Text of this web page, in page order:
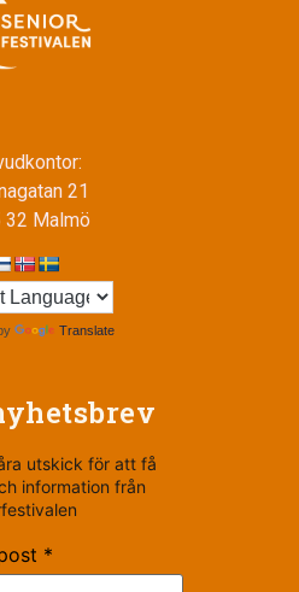
21
32 Malmö
Translate
utskick för att få
information från
*